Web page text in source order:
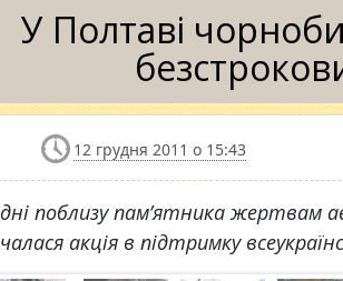
У Полтаві
12 грудня 2011 о 15:43
поблизу пам’ятника жертвам
акція в підтримку